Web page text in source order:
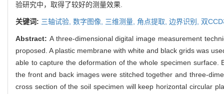
验研究中，取得了较好的测量效果.
关键词: 三轴试验, 数字图像, 三维测量, 角点提取, 边界识别, 双
Abstract: A three-dimensional digital image measurement
proposed. A plastic membrane with white and black grids was
able to capture the deformation of the whole specimen
the front and back images were stitched together and three-
cross section of the soil specimen will keep horizontal circular